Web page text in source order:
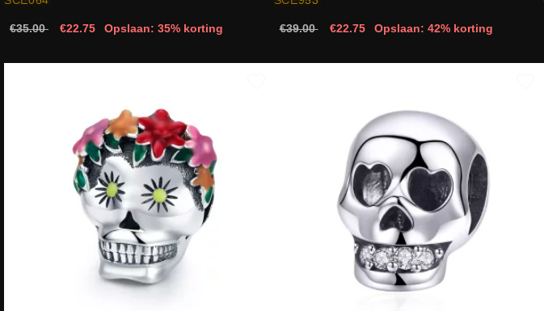
€35.00 €22.75 Opslaan: 35% korting €39.00 €22.75 Opslaan: 42% korting